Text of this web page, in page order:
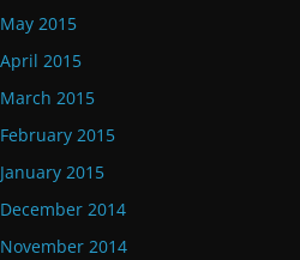
May 2015
April 2015
March 2015
February 2015
January 2015
December 2014
November 2014